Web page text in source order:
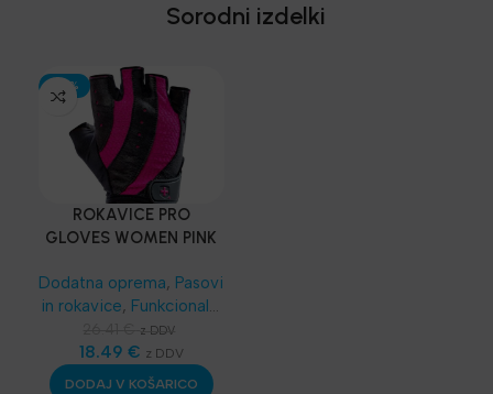
Sorodni izdelki
-30%
ROKAVICE PRO
GLOVES WOMEN PINK
Dodatna oprema, Pasovi
in rokavice, Funkcionalni
,SKLZ
Funkcionalni trening
Najnovejša oprema
z DDV
18.49 € z DDV
DODAJ V KOŠARICO